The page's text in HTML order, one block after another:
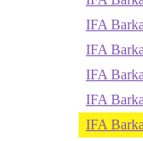
IFA
IFA
IFA
IFA
IFA